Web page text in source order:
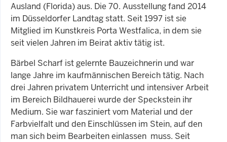
Ausland (Florida) aus. Die 70. Ausstellung fand 2014
im Düsseldorfer Landtag statt. Seit 1997 ist sie
Mitglied im Kunstkreis Porta Westfalica, in dem sie
seit vielen Jahren im Beirat aktiv tätig ist.
Bärbel Scharf ist gelernte Bauzeichnerin und war
lange Jahre im kaufmännischen Bereich tätig. Nach
drei Jahren privatem Unterricht und intensiver Arbeit
im Bereich Bildhauerei wurde der Speckstein ihr
Medium. Sie war fasziniert vom Material und der
Farbvielfalt und den Einschlüssen im Stein, auf den
man sich beim Bearbeiten einlassen muss. Seit